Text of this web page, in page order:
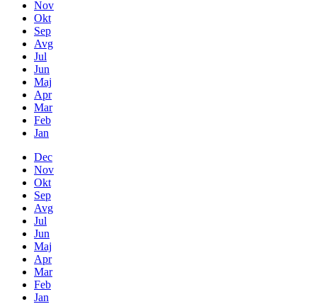
Nov
Okt
Sep
Avg
Jul
Jun
Maj
Apr
Mar
Feb
Jan
Dec
Nov
Okt
Sep
Avg
Jul
Jun
Maj
Apr
Mar
Feb
Jan